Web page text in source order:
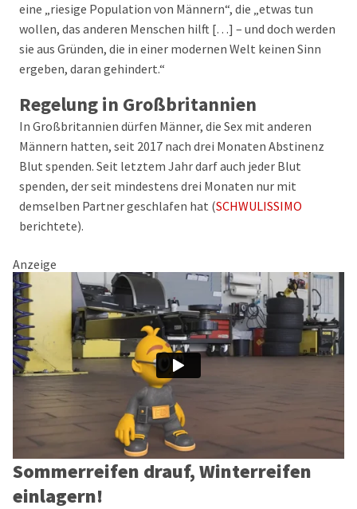
eine „riesige Population von Männern“, die „etwas tun
wollen, das anderen Menschen hilft […] – und doch werden
sie aus Gründen, die in einer modernen Welt keinen Sinn
ergeben, daran gehindert.“
Regelung in Großbritannien
In Großbritannien dürfen Männer, die Sex mit anderen
Männern hatten, seit 2017 nach drei Monaten Abstinenz
Blut spenden. Seit letztem Jahr darf auch jeder Blut
spenden, der seit mindestens drei Monaten nur mit
demselben Partner geschlafen hat (SCHWULISSIMO
berichtete).
Anzeige
Sommerreifen drauf, Winterreifen
einlagern!